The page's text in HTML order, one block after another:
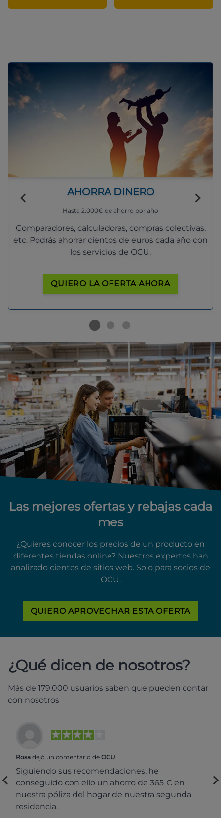
AHORRA DINERO
Hasta 2.000€ de ahorro por año
Comparadores, calculadoras, compras colectivas,
etc. Podrás ahorrar cientos de euros cada año con
los servicios de OCU.
QUIERO LA OFERTA AHORA
Las mejores ofertas y rebajas cada
mes
¿Quieres conocer los precios de un producto en
diferentes tiendas online? Nuestros expertos han
analizado cientos de sitios web. Solo para socios de
OCU.
QUIERO APROVECHAR ESTA OFERTA
¿Qué dicen de nosotros?
Más de 179.000 usuarios saben que pueden contar
con nosotros
Rosa dejó un comentario de OCU
Siguiendo sus recomendaciones, he
conseguido con ello un ahorro de 365 € en
nuestra póliza del hogar de nuestra segunda
residencia.